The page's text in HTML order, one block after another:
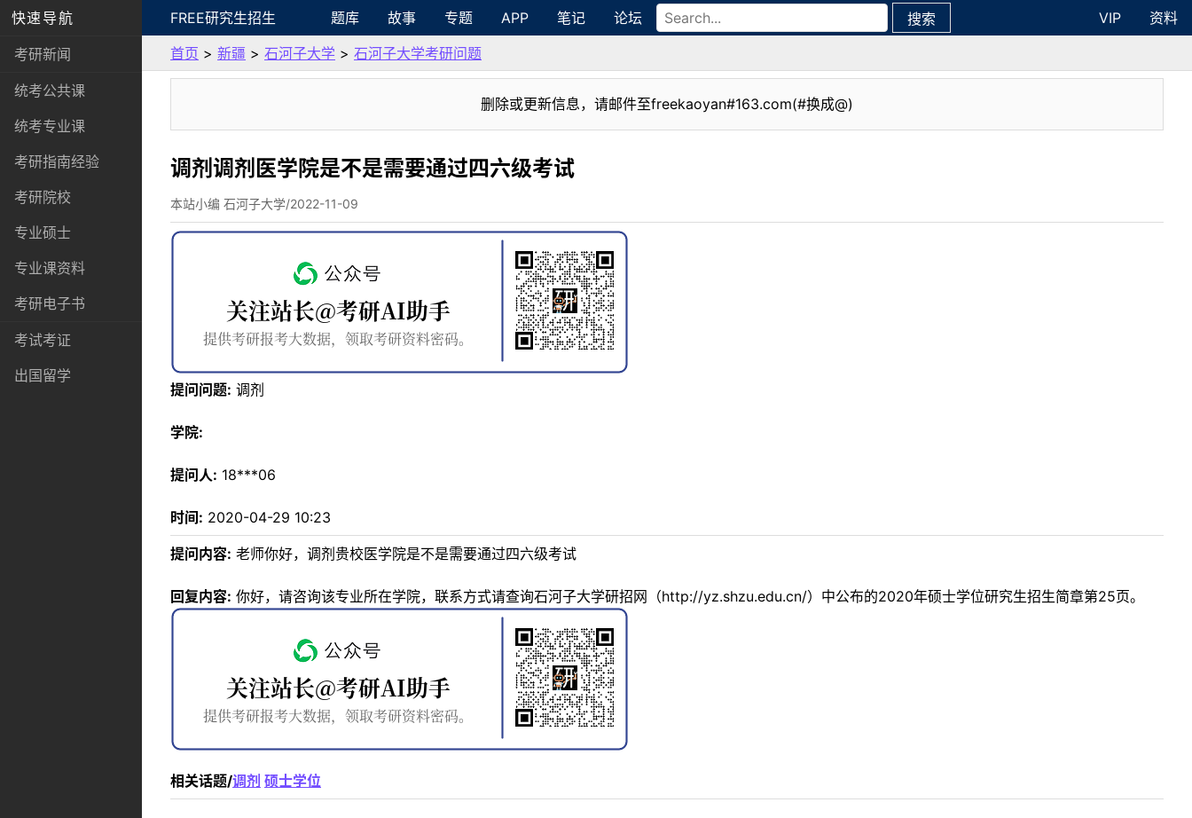
快速导航
考研新闻
统考公共课
统考专业课
考研指南经验
考研院校
专业硕士
专业课资料
考研电子书
考试考证
出国留学
FREE研究生招生 题库 故事 专题 APP 笔记 论坛 搜索 VIP
资料
首页 > 新疆 > 石河子大学 > 石河子大学考研问题
删除或更新信息，请邮件至freekaoyan#163.com(#换成@)
调剂调剂医学院是不是需要通过四六级考试
本站小编 石河子大学/2022-11-09
提问问题: 调剂
学院:
提问人: 18***06
时间: 2020-04-29 10:23
提问内容: 老师你好，调剂贵校医学院是不是需要通过四六级考试
回复内容: 你好，请咨询该专业所在学院，联系方式请查询石河子大学研招网（http://yz.shzu.edu.cn/）中公布的2020年硕士学位研究生招生简章第25页。
相关话题/调剂 硕士学位